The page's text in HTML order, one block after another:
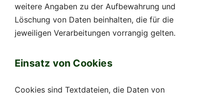
weitere Angaben zu der Aufbewahrung und
Löschung von Daten beinhalten, die für die
jeweiligen Verarbeitungen vorrangig gelten.
Einsatz von Cookies
Cookies sind Textdateien, die Daten von